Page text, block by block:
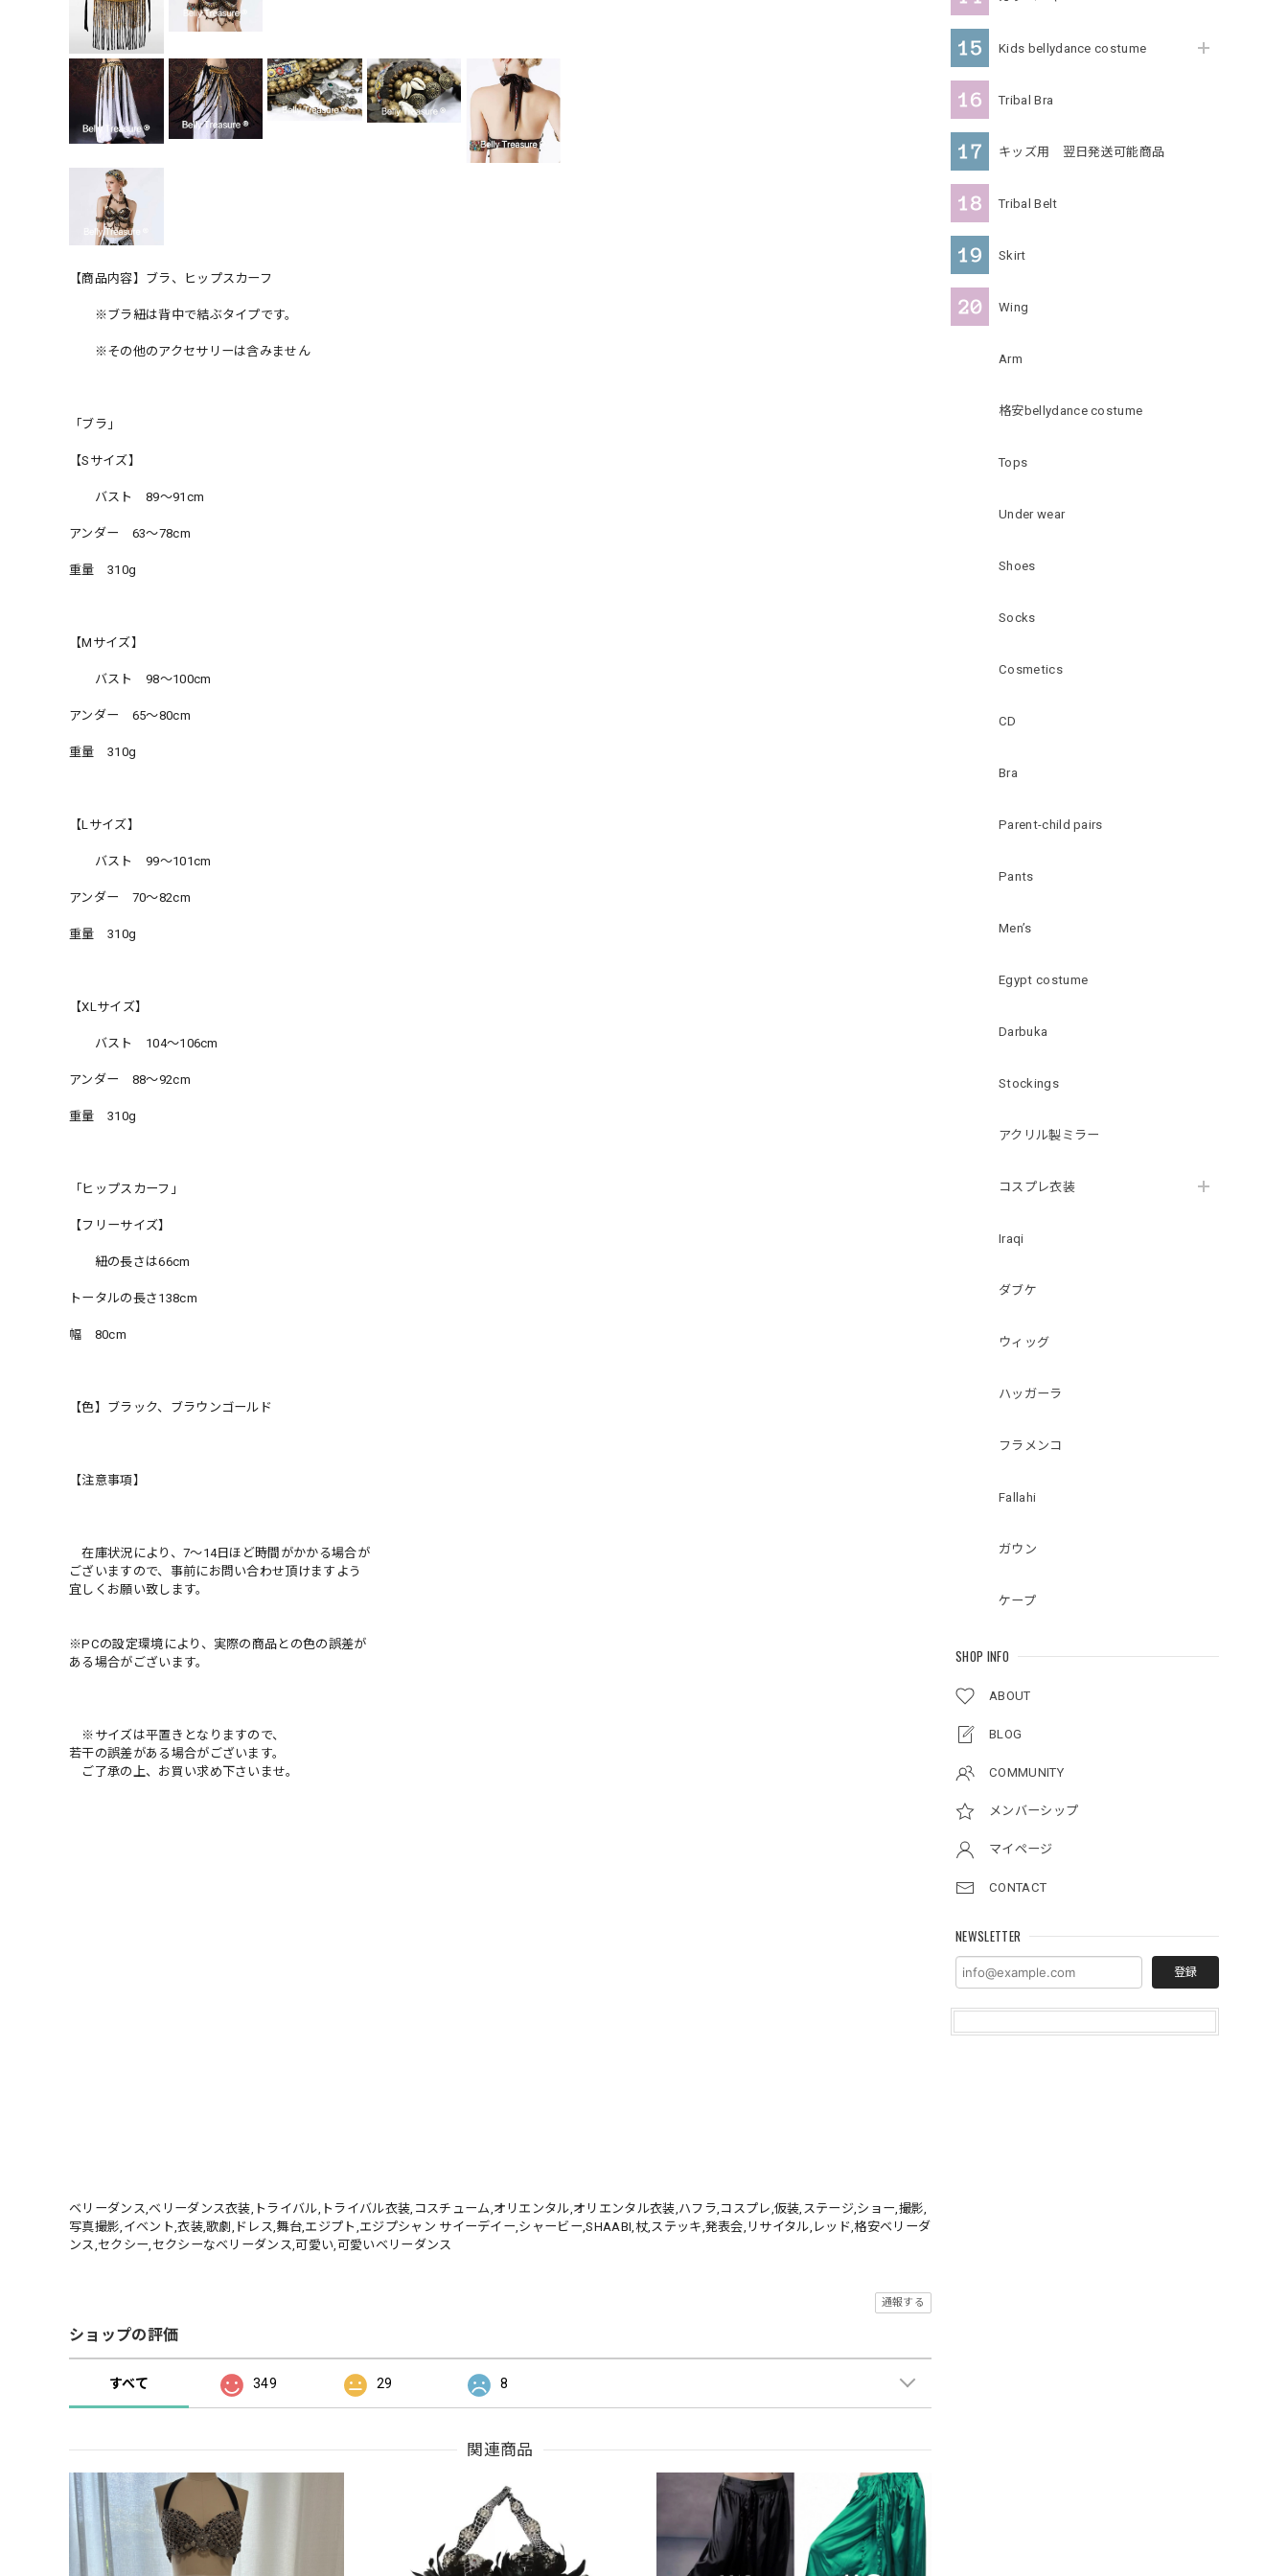
Kids bellydance costume
Tribal Bra
キッズ用 翌日発送可能商品
Tribal Belt
Skirt
Wing
Arm
格安bellydance costume
Tops
Under wear
Shoes
Socks
Cosmetics
CD
Bra
Parent-child pairs
Pants
Men’s
Egypt costume
Darbuka
Stockings
アクリル製ミラー
コスプレ衣装
Iraqi
ダブケ
ウィッグ
ハッガーラ
フラメンコ
Fallahi
ガウン
ケープ
SHOP INFO
ABOUT
BLOG
COMMUNITY
メンバーシップ
マイページ
CONTACT
NEWSLETTER
登録
【商品内容】ブラ、ヒップスカーフ
※ブラ紐は背中で結ぶタイプです。
※その他のアクセサリーは含みません
「ブラ」
【Sサイズ】
バスト 89〜91cm
アンダー 63〜78cm
重量 310g
【Mサイズ】
バスト 98〜100cm
アンダー 65〜80cm
重量 310g
【Lサイズ】
バスト 99〜101cm
アンダー 70〜82cm
重量 310g
【XLサイズ】
バスト 104〜106cm
アンダー 88〜92cm
重量 310g
「ヒップスカーフ」
【フリーサイズ】
紐の長さは66cm
トータルの長さ138cm
幅 80cm
【色】ブラック、ブラウンゴールド
【注意事項】
在庫状況により、7〜14日ほど時間がかかる場合が
ございますので、事前にお問い合わせ頂けますよう
宜しくお願い致します。
※PCの設定環境により、実際の商品との色の誤差が
ある場合がございます。
※サイズは平置きとなりますので、
若干の誤差がある場合がございます。
ご了承の上、お買い求め下さいませ。
ベリーダンス,ベリーダンス衣装,トライバル,トライバル衣装,コスチューム,オリエンタル,オリエンタル衣装,ハフラ,コスプレ,仮装,ステージ,ショー,撮影,
写真撮影,イベント,衣装,歌劇,ドレス,舞台,エジプト,エジプシャン サイーデイー,シャービー,SHAABI,杖,ステッキ,発表会,リサイタル,レッド,格安ベリーダ
ンス,セクシー,セクシーなベリーダンス,可愛い,可愛いベリーダンス
通報する
ショップの評価
すべて 349 29 8
関連商品